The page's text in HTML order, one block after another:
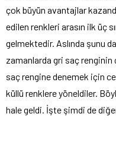
çok büyün avantajlar
edilen renkleri arasın ilk üç
gelmektedir. Aslında şunu
zamanlarda gri saç renginin
saç rengine denemek için
küllü renklere yöneldiler.
hale geldi. İşte şimdi de